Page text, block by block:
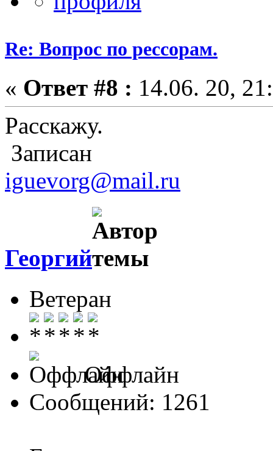
Re: Вопрос по рессорам.
« Ответ #8 : 14.06. 20,
Расскажу.
Записан
iguevorg@mail.ru
Георгий
Ветеран
Оффлайн
Сообщений: 1261